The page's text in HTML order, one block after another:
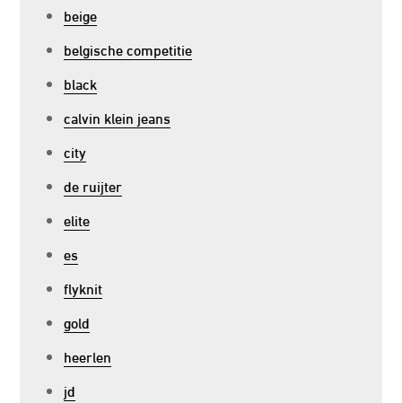
beige
belgische competitie
black
calvin klein jeans
city
de ruijter
elite
es
flyknit
gold
heerlen
jd